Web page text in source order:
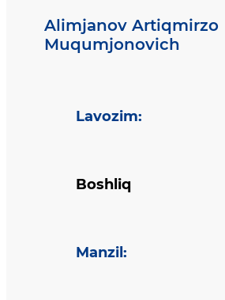
Alimjanov Artiqmirzo
Muqumjonovich
Lavozim:
Boshliq
Manzil :